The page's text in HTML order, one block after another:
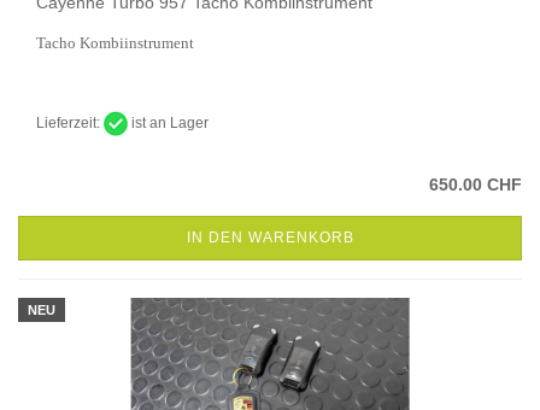
Tacho Kombiinstrument
Lieferzeit: ist an Lager
650.00 CHF
IN DEN WARENKORB
NEU